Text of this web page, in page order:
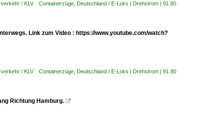
/ KLV Containerzüge Deutschland / E-Loks | Drehstrom | 91 80
Link zum Video : https://www.youtube.com/watch?
/ KLV Containerzüge Deutschland / E-Loks | Drehstrom | 91 80
Richtung Hamburg. 